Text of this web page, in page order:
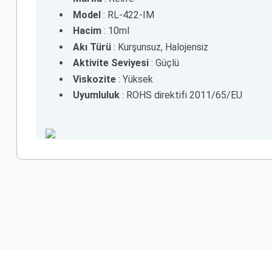
Model: RL-422-IM
Hacim: 10ml
Akı Türü: Kurşunsuz, Halojensiz
Aktivite Seviyesi: Güçlü
Viskozite: Yüksek
Uyumluluk: ROHS direktifi 2011/65/EU